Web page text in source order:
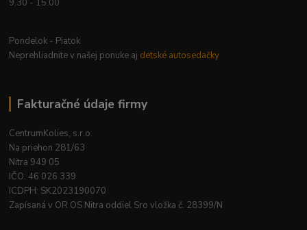
9.30 - 15.00
Pondelok - Piatok
Neprehliadnite v našej ponuke aj detské autosedačky
Fakturačné údaje firmy
CentrumKolies, s.r.o.
Na priehon 281/63
Nitra 949 05
IČO: 46 026 339
ICDPH: SK2023190070
Zapísaná v OR OS Nitra oddiel Sro vložka č. 28399/N